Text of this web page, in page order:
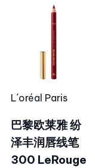
L´oréal Paris
巴黎欧莱雅 纷
泽丰润唇线笔
300 LeRouge